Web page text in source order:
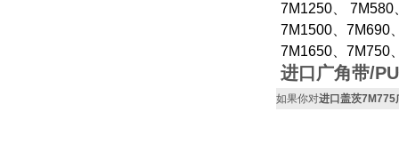
7M1250、 7M580
7M1500、7M690
7M1650、7M750
进口广角带/
如果你对进口盖茨7M775